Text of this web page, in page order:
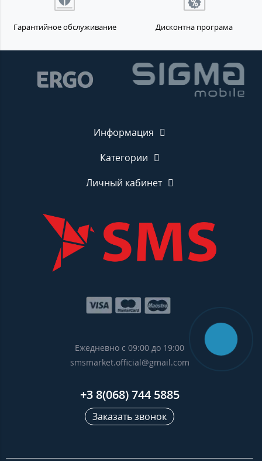
Гарантийное обслуживание Дисконтна програма
Информация
Категории
Личный кабинет
Ежедневно с 09:00 до 19:00
smsmarket.official@gmail.com
+3 8(068) 744 5885
Заказать звонок